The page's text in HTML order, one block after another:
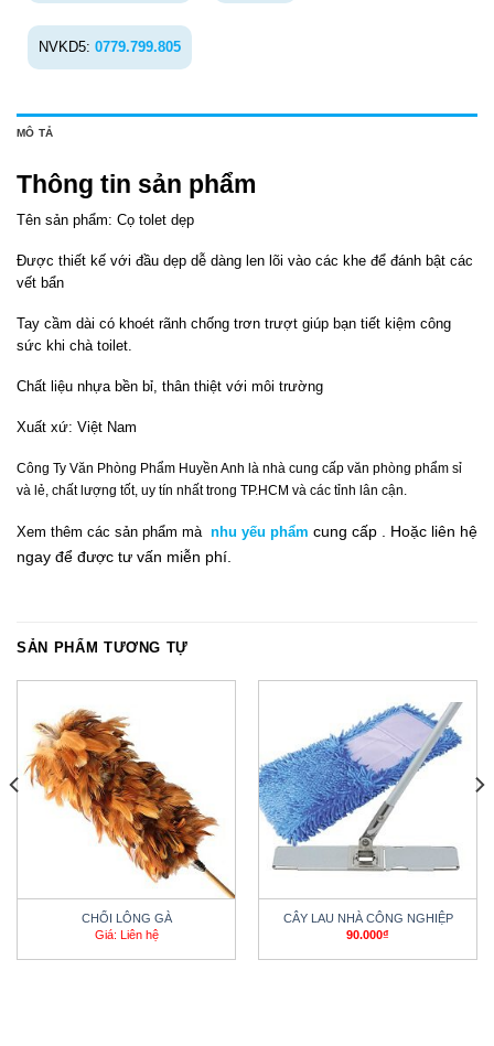
NVKD5: 0779.799.805
MÔ TẢ
Thông tin sản phẩm
Tên sản phẩm: Cọ tolet dẹp
Được thiết kế với đầu dẹp dễ dàng len lõi vào các khe để đánh bật các
vết bẩn
Tay cầm dài có khoét rãnh chống trơn trượt giúp bạn tiết kiệm công
sức khi chà toilet.
Chất liệu nhựa bền bỉ, thân thiệt với môi trường
Xuất xứ: Việt Nam
Công Ty Văn Phòng Phẩm Huyền Anh là nhà cung cấp văn phòng phẩm sỉ
và lẻ, chất lượng tốt, uy tín nhất trong TP.HCM và các tỉnh lân cận.
Xem thêm các sản phẩm mà nhu yếu phẩm cung cấp . Hoặc liên hệ
ngay để được tư vấn miễn phí.
SẢN PHẨM TƯƠNG TỰ
CHỔI LÔNG GÀ
Giá: Liên hệ
CÂY LAU NHÀ CÔNG NGHIỆP
90.000₫